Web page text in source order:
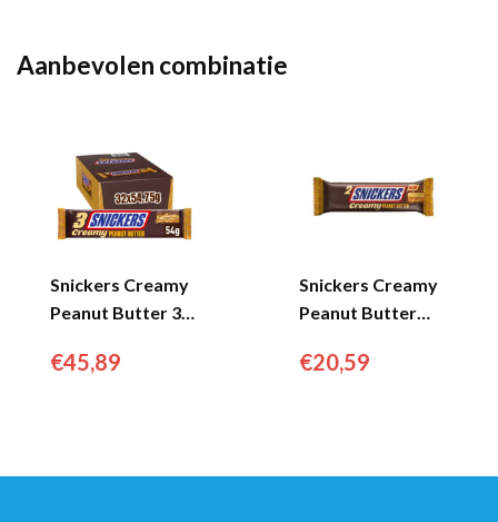
Aanbevolen combinatie
Snickers Creamy
Peanut Butter 3-
54.75gr)...
€45,89
Snickers Creamy
Peanut Butter
36.5gr)...
€20,59